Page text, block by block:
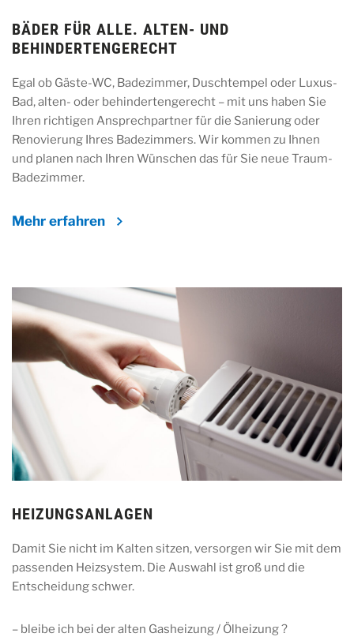
BÄDER FÜR ALLE. ALTEN- UND
BEHINDERTENGERECHT
Egal ob Gäste-WC, Badezimmer, Duschtempel oder Luxus-
Bad, alten- oder behindertengerecht – mit uns haben Sie
Ihren richtigen Ansprechpartner für die Sanierung oder
Renovierung Ihres Badezimmers. Wir kommen zu Ihnen
und planen nach Ihren Wünschen das für Sie neue Traum-
Badezimmer.
Mehr erfahren
HEIZUNGSANLAGEN
Damit Sie nicht im Kalten sitzen, versorgen wir Sie mit dem
passenden Heizsystem. Die Auswahl ist groß und die
Entscheidung schwer.
– bleibe ich bei der alten Gasheizung / Ölheizung ?